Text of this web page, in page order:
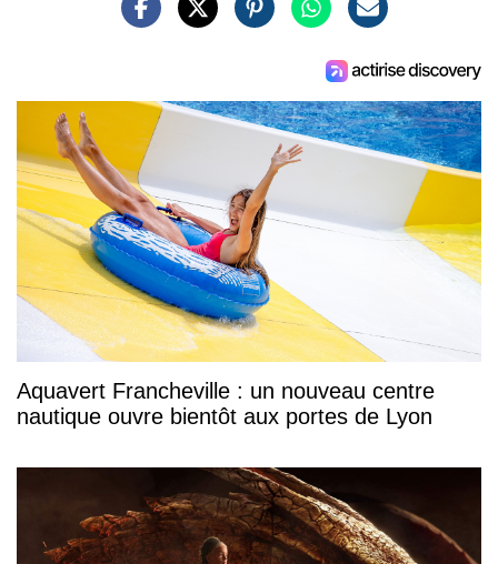
Aquavert Francheville : un nouveau centre
nautique ouvre bientôt aux portes de Lyon